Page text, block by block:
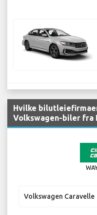
Hvilke
Volkswagen-biler fra
Volkswagen Caravelle